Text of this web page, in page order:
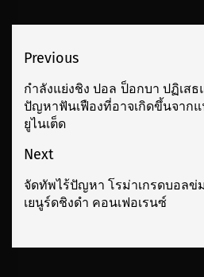
เมนู
นำทาง
เรื่อง
Previous
Previous
post:
กําลังแย่งชิง ปอล ป็อกบา ปฏิเสธ
ปัญหาฟันเฟืองที่อาจเกิดขึ้นจาก
ยูไนเต็ด
Next
Next
post:
จัดทัพไร้ปัญหา โรม่าเกรดบอลข่
เยนูร์ดชิงดำ คอนเฟอเรนซ์